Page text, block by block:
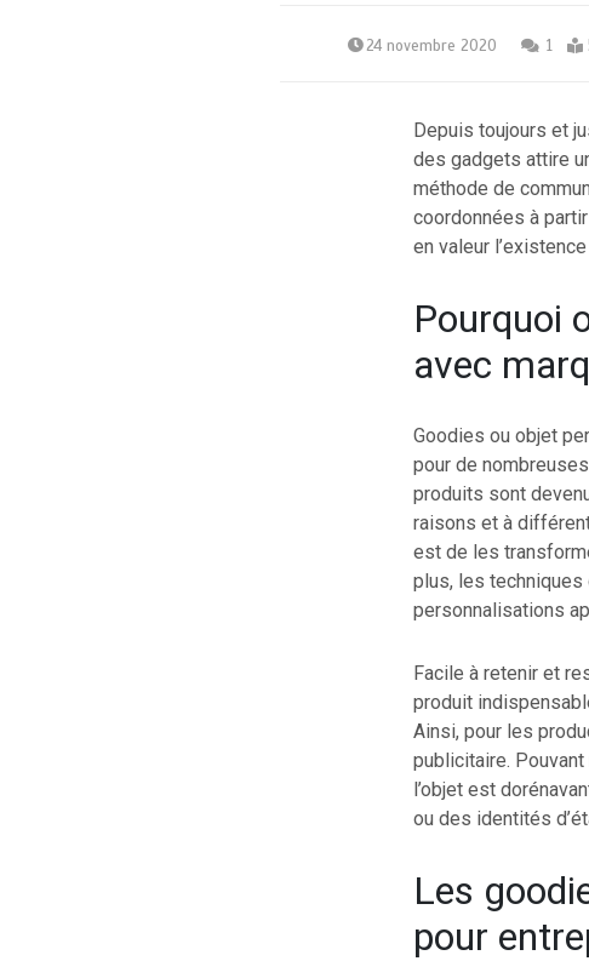
24 novembre 2020 1
Depuis toujours et
des gadgets attire
méthode de
coordonnées à
en valeur
Pourquoi
avec
Goodies ou objet
pour de
produits sont
raisons et à
est de les
plus, les techniques
personnalisations
Facile à retenir et
produit
Ainsi, pour les
publicitaire.
l’objet est
ou des identités
Les
pour